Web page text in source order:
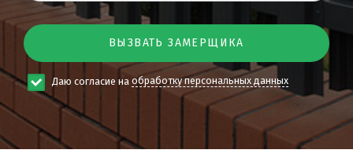
ВЫЗВАТЬ ЗАМЕРЩИКА
Даю согласие на обработку персональных данных